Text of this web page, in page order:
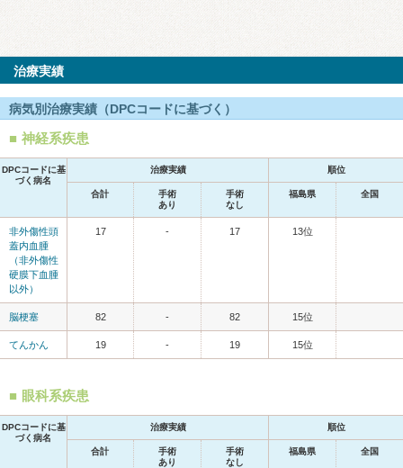
治療実績
病気別治療実績（DPCコードに基づく）
神経系疾患
DPCコードに基
づく病名
治療実績 順位
合計
手術
あり
手術
なし
福島県 全国
非外傷性頭
蓋内血腫
（非外傷性
硬膜下血腫
以外）
17 - 17 13位
脳梗塞 82 - 82 15位
てんかん 19 - 19 15位
眼科系疾患
DPCコードに基
づく病名
治療実績 順位
合計
手術
あり
手術
なし
福島県 全国